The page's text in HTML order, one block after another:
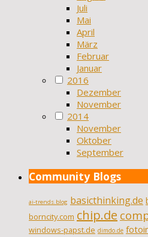
Juli
Mai
April
März
Februar
Januar
2016
Dezember
November
2014
November
Oktober
September
Community Blogs
ai-trends.blog basicthinking.de
borncity.com chip.de
windows-papst.de dimdo.de